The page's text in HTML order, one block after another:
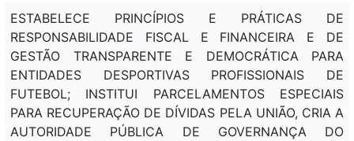
ESTABELECE PRINCÍPIOS E PRÁTICAS DE
RESPONSABILIDADE FISCAL E FINANCEIRA E DE
GESTÃO TRANSPARENTE E DEMOCRÁTICA PARA
ENTIDADES DESPORTIVAS PROFISSIONAIS DE
FUTEBOL; INSTITUI PARCELAMENTOS ESPECIAIS
PARA RECUPERAÇÃO DE DÍVIDAS PELA UNIÃO, CRIA A
AUTORIDADE PÚBLICA DE GOVERNANÇA DO